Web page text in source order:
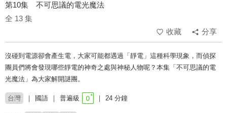
第10集 不可思議的電光魔法
全 13 集
收藏
分享
沒碰到電源卻會產生電，大家可能都遇過「靜電」這種科學現象，而偵探
團員們將會發現哪些靜電的神奇之處與神秘人物呢？本集「不可思議的電
光魔法」為大家解開謎團。
台灣 國語 普遍級 24 分鐘